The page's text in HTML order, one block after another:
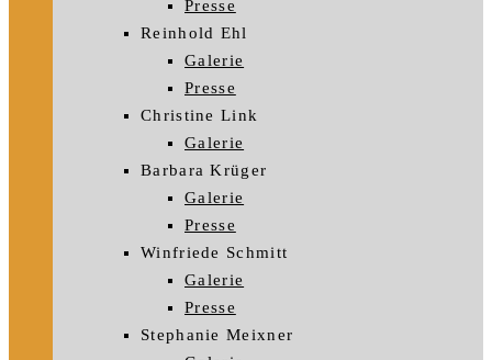
Presse
Reinhold Ehl
Galerie
Presse
Christine Link
Galerie
Barbara Krüger
Galerie
Presse
Winfriede Schmitt
Galerie
Presse
Stephanie Meixner